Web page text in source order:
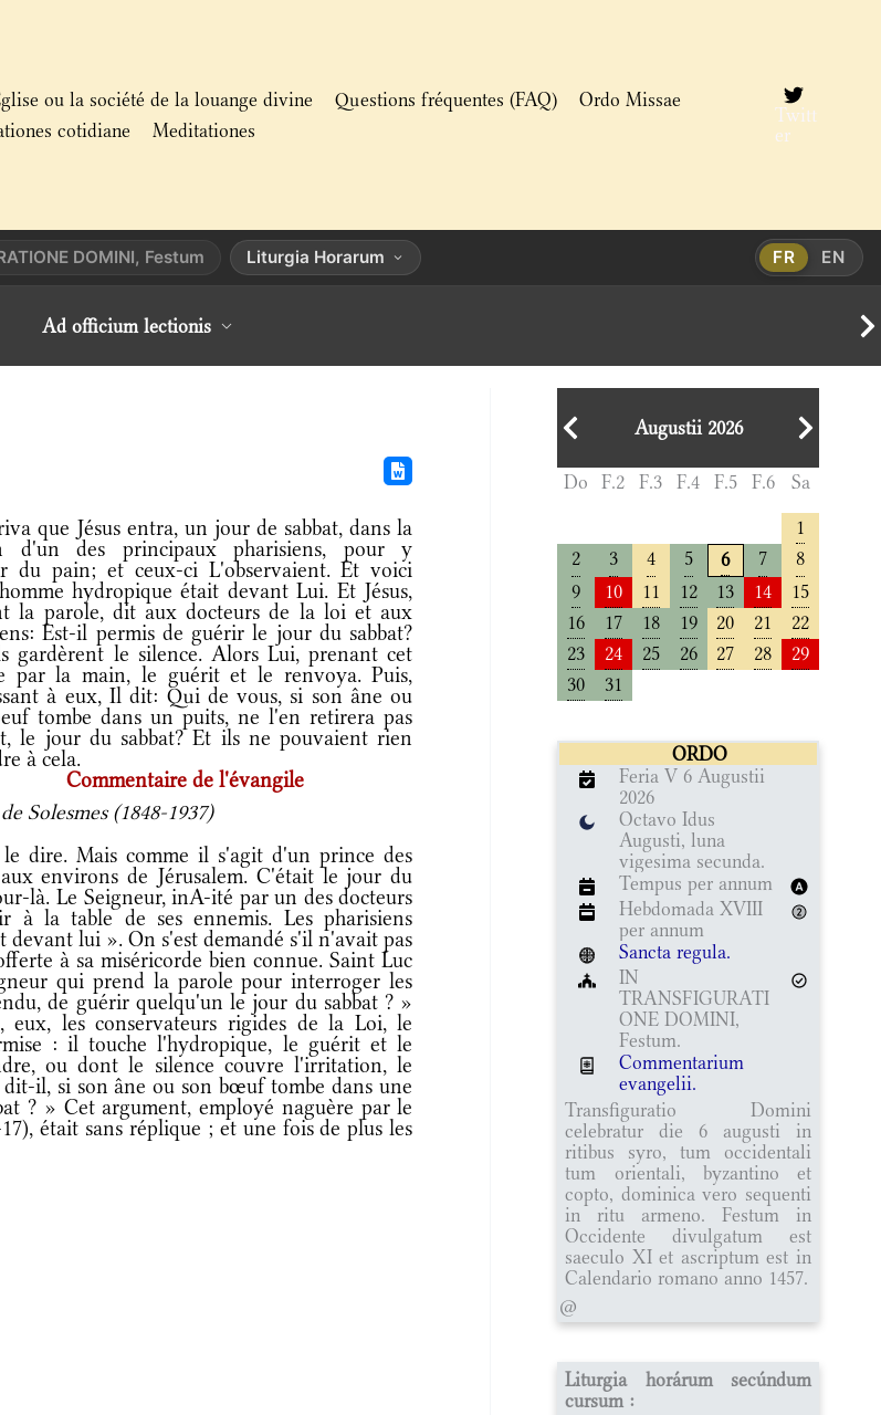
ou la société de la louange divine Questions fréquentes (FAQ)
Ordo Missae
cotidiane
Meditationes
Twitt
er
DOMINI, Festum Liturgia Horarum FR EN
Ad officium lectionis
que Jésus entra, un jour de sabbat, dans la
d'un des principaux pharisiens, pour y
du pain; et ceux-ci L'observaient. Et voici
hydropique était devant Lui. Et Jésus,
la parole, dit aux docteurs de la loi et aux
Est-il permis de guérir le jour du sabbat?
gardèrent le silence. Alors Lui, prenant cet
par la main, le guérit et le renvoya. Puis,
à eux, Il dit: Qui de vous, si son âne ou
tombe dans un puits, ne l'en retirera pas
le jour du sabbat? Et ils ne pouvaient rien
à cela.
Commentaire de l'évangile
Solesmes (1848-1937)
dire. Mais comme il s'agit d'un prince des
environs de Jérusalem. C'était le jour du
là. Le Seigneur, inA-ité par un des docteurs
à la table de ses ennemis. Les pharisiens
lui ». On s'est demandé s'il n'avait pas
à sa miséricorde bien connue. Saint Luc
qui prend la parole pour interroger les
de guérir quelqu'un le jour du sabbat ? »
eux, les conservateurs rigides de la Loi, le
: il touche l'hydropique, le guérit et le
ou dont le silence couvre l'irritation, le
il, si son âne ou son bœuf tombe dans une
? » Cet argument, employé naguère par le
était sans réplique ; et une fois de plus les
Augustii 2026
Do F.2 F.3 F.4 F.5 F.6 Sa
1
2
3 4 5 6 7
8
9
10 11 12 13 14
15
16
17 18 19 20 21
22
23
24 25 26 27 28
29
30
31
ORDO
Feria V 6 Augustii
2026
Octavo Idus
Augusti, luna
vigesima secunda.
Tempus per annum
Hebdomada XVIII
per annum
Sancta regula.
IN
TRANSFIGURATI
ONE DOMINI,
Festum.
Commentarium
evangelii.
Transfiguratio Domini
celebratur die 6 augusti in
ritibus syro, tum occidentali
tum orientali, byzantino et
copto, dominica vero sequenti
in ritu armeno. Festum in
Occidente divulgatum est
saeculo XI et ascriptum est in
Calendario romano anno 1457.
@
Liturgia horárum secúndum
cursum :